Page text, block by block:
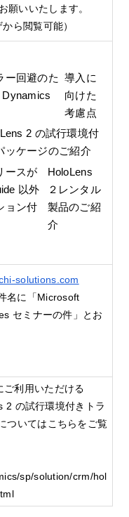
願いいたします。
ら閲覧可能）
ー回避のた
導入に
向けた
考慮点
2 の試行環境付
ッケージのご紹介
ースが
以外
ョン付
HoloLens
２レンタル
製品のご紹
介
solutions.com
名に「Microsoft
セミナーの件」とお
ご利用いただける
2 の試行環境付きトラ
ついてはこちらをご覧
sp/solution/crm/hol